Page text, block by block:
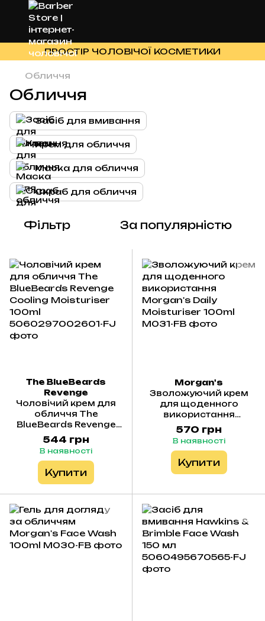
ПРОСТІР ЧОЛОВІЧОЇ КОСМЕТИКИ
Обличчя
Обличчя
Засіб для вмивання
Крем для обличчя
Маска для обличчя
Скраб для обличчя
Фільтр За популярністю
The BlueBeards
Revenge
Чоловічий крем для
обличчя The
BlueBeards Revenge
Cooling Moisturiser
100ml
544 грн
В наявності
Купити
Morgan's
Зволожуючий крем
для щоденного
використання
Morgan's Daily
Moisturiser 100ml
570 грн
В наявності
Купити